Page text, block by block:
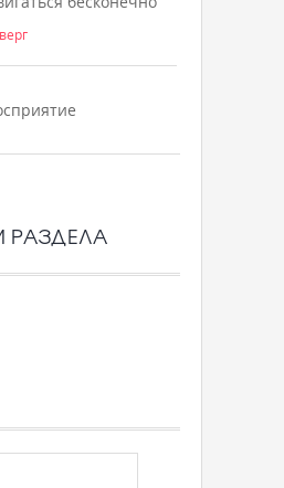
РАЗДЕЛА